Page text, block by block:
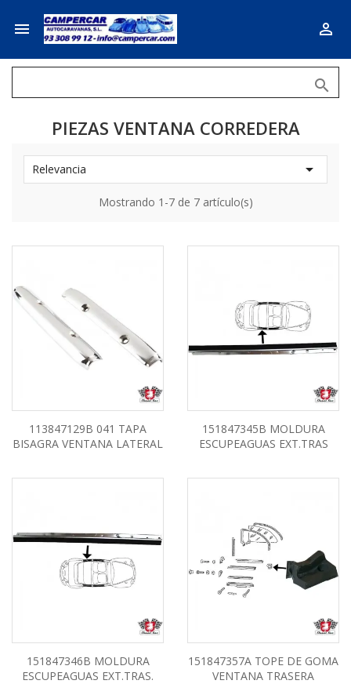
 

PIEZAS VENTANA CORREDERA
Relevancia 
Mostrando 1-7 de 7 artículo(s)
113847129B 041 TAPA
BISAGRA VENTANA LATERAL
151847345B MOLDURA
ESCUPEAGUAS EXT.TRAS
151847346B MOLDURA
ESCUPEAGUAS EXT.TRAS.
151847357A TOPE DE GOMA
VENTANA TRASERA